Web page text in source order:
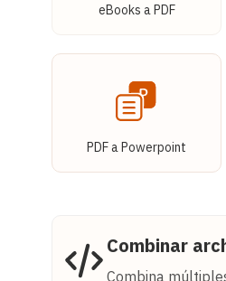
eBooks a PDF
PDF a Powerpoint
Combinar
Combina